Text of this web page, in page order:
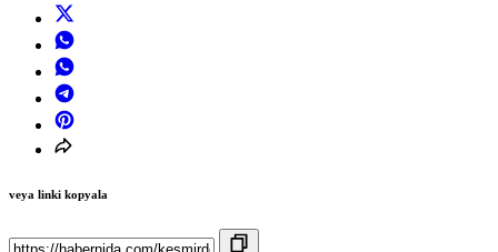
veya linki kopyala